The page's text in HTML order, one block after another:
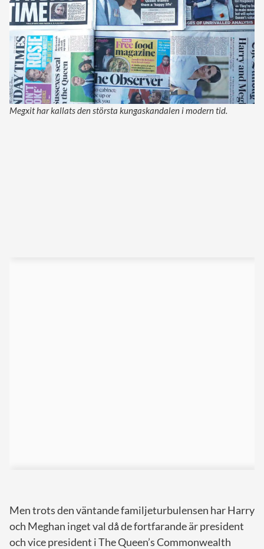
Megxit har kallats den största kungaskandalen i modern tid.
Men trots den väntande familjeturbulensen har Harry
och Meghan inget val då de fortfarande är president
och vice president i The Queen’s Commonwealth